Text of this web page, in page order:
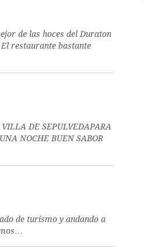
de las hoces del Duraton
restaurante bastante
DE SEPULVEDAPARA
NOCHE BUEN SABOR
de turismo y andando a